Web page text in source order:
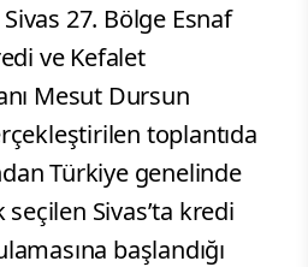
Sivas 27. Bölge Esnaf
ve Kefalet
Mesut Dursun
toplantıda
Türkiye genelinde
Sivas’ta kredi
başlandığı